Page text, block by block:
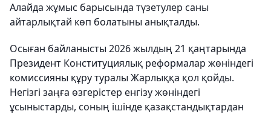
Алайда жұмыс барысында түзетулер саны
айтарлықтай көп болатыны анықталды.
Осыған байланысты 2026 жылдың 21 қаңтарында
Президент Конституциялық реформалар жөніндегі
комиссияны құру туралы Жарлыққа қол қойды.
Негізгі заңға өзгерістер енгізу жөніндегі
ұсыныстарды, соның ішінде қазақстандықтардан